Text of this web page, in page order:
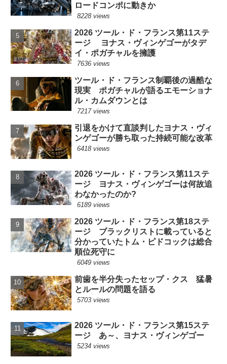
ロードコンポに動きか
8228 views
2026 ツール・ド・フランス第11ステ
ージ ヨナス・ヴィンゲゴーがタデ
イ・ポガチャルを擁護
7636 views
ツール・ド・フランス制覇後の過酷な
現実 ポガチャルが語るエモーショナ
ル・カムダウンとは
7217 views
引退をかけて直談判したヨナス・ヴィ
ンゲゴーが勝ち取った持続可能な改革
6418 views
2026 ツール・ド・フランス第11ステ
ージ ヨナス・ヴィンゲゴーは何故追
わなかったのか?
6189 views
2026 ツール・ド・フランス第18ステ
ージ ブラックリストに載っていると
分かっていたトム・ピドコックは総合
順位死守に
6049 views
前歯を半分失ったセップ・クス 猛暑
とルールの問題を語る
5703 views
2026 ツール・ド・フランス第15ステ
ージ あ～、ヨナス・ヴィンゲゴー
5234 views